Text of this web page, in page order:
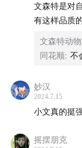
- 会有数据焦虑
- 在这个时代做
文森特是对
有这样品质
文森特动
同花顺: 不
妙汉
2024.7.15
小文真的挺
摇摆朋克